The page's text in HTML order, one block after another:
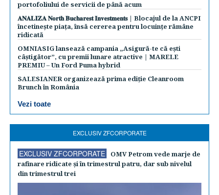
portofoliului de servicii de până acum
𝐀𝐍𝐀𝐋𝐈𝐙𝐀 𝐍𝐨𝐫𝐭𝐡 𝐁𝐮𝐜𝐡𝐚𝐫𝐞𝐬𝐭 𝐈𝐧𝐯𝐞𝐬𝐭𝐦𝐞𝐧𝐭𝐬 | Blocajul de la ANCPI
încetinește piața, însă cererea pentru locuințe rămâne
ridicată
OMNIASIG lansează campania „Asigură-te că ești
câștigător”, cu premii lunare atractive | MARELE
PREMIU – Un Ford Puma hybrid
SALESIANER organizează prima ediție Cleanroom
Brunch în România
Vezi toate
EXCLUSIV ZFCORPORATE
EXCLUSIV ZFCORPORATE
OMV Petrom vede marje de
rafinare ridicate şi în trimestrul patru, dar sub nivelul
din trimestrul trei